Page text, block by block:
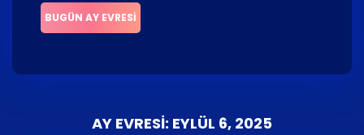
BUGÜN AY EVRESI
AY EVRESI: EYLÜL 6, 2025